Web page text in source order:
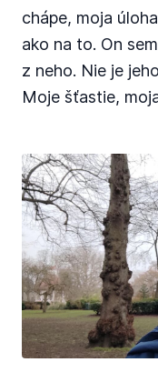
chápe, moja
ako na to. On
z neho. Nie je
Moje šťastie,